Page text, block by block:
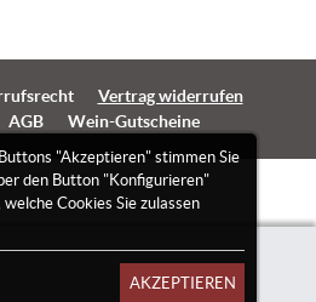
"Akzeptieren" stimmen Sie
den Button "Konfigurieren"
Cookies Sie zulassen
AKZEPTIEREN
Vertrag widerrufen
AGB Wein-Gutscheine